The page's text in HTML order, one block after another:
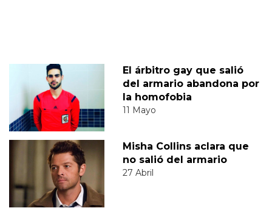
El árbitro gay que salió
del armario abandona por
la homofobia
11 Mayo
Misha Collins aclara que
no salió del armario
27 Abril